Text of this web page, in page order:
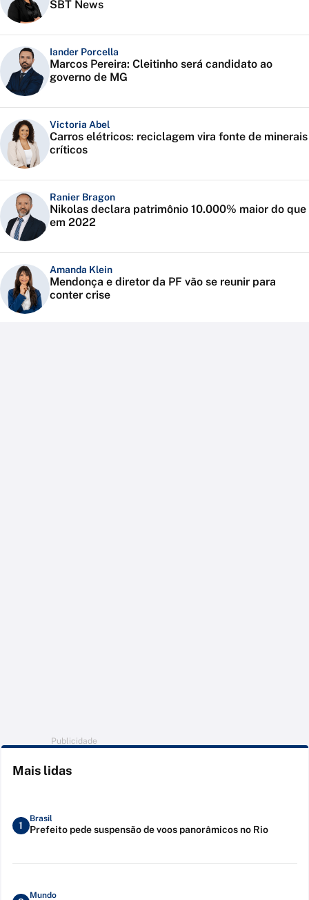
SBT News
Iander Porcella
Marcos Pereira: Cleitinho será candidato ao
governo de MG
Victoria Abel
Carros elétricos: reciclagem vira fonte de minerais
críticos
Ranier Bragon
Nikolas declara patrimônio 10.000% maior do que
em 2022
Amanda Klein
Mendonça e diretor da PF vão se reunir para
conter crise
Publicidade
Mais lidas
1
Brasil
Prefeito pede suspensão de voos panorâmicos no Rio
Mundo